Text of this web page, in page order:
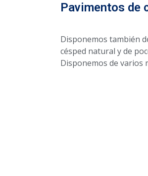
Pavimentos de
Disponemos también
césped natural y de
Disponemos de varios